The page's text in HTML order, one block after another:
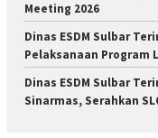
Meeting 2026
Dinas ESDM Sulbar
Pelaksanaan Program
Dinas ESDM Sulbar
Sinarmas, Serahkan